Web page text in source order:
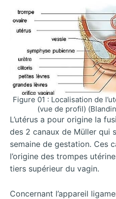
Figure 01 : Localisation de
(vue de profil)
L’utérus a pour origine la
des 2 canaux de Müller qui
semaine de gestation. Ces
l’origine des trompes
tiers supérieur du vagin.
Concernant l’appareil